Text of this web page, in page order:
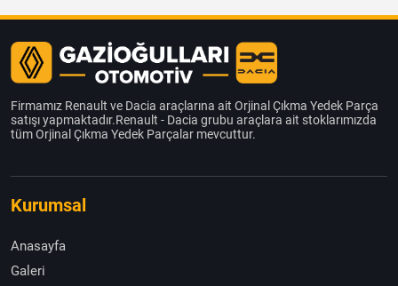
Firmamız Renault ve Dacia araçlarına ait Orjinal Çıkma Yedek Parça
satışı yapmaktadır.Renault - Dacia grubu araçlara ait stoklarımızda
tüm Orjinal Çıkma Yedek Parçalar mevcuttur.
Kurumsal
Anasayfa
Galeri